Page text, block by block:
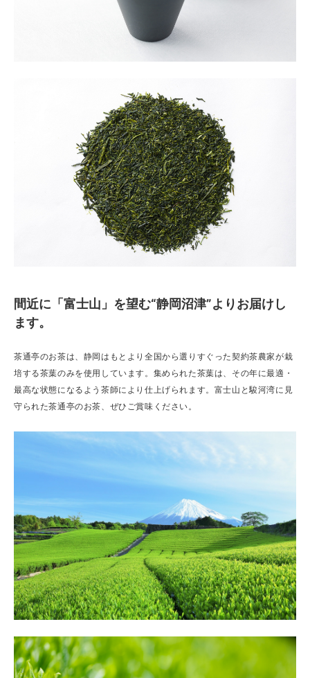
間近に「富士山」を望む“静岡沼津”よりお届けし
ます。
茶通亭のお茶は、静岡はもとより全国から選りすぐった契約茶農家が栽
培する茶葉のみを使用しています。集められた茶葉は、その年に最適・
最高な状態になるよう茶師により仕上げられます。富士山と駿河湾に見
守られた茶通亭のお茶、ぜひご賞味ください。